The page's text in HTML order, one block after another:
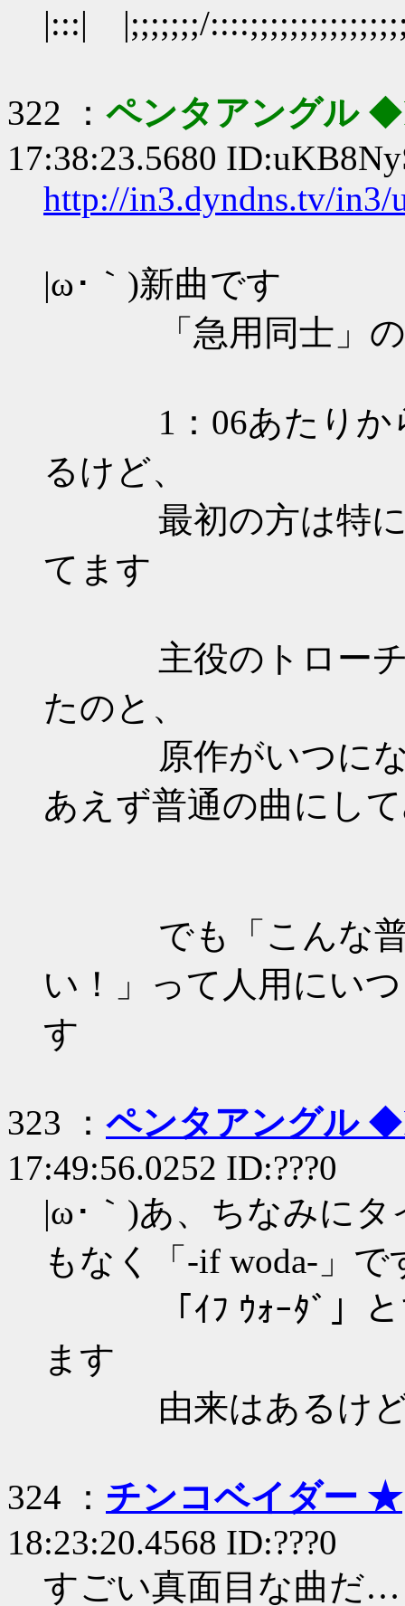
|:::| |;;;;;;;/
322 ： ペンタアングル
17:38:23.5680
http://in3.dyndns.tv/in3/
|ω･｀)新曲です
「急用同士」の
1：06あたりから
るけど、
最初の方は特に意
てます
主役のトローチ氏
たのと、
原作がいつになく
あえず普通の曲にし
でも「こんな普通
い！」って人用にい
す
323 ： ペンタアングル
17:49:56.0252 ID:???0
|ω･｀)あ、ちなみに
もなく「-if woda-」で
「ｲﾌ ｳｫｰﾀﾞ」とで
ます
由来はあるけど
324 ： チンコベイダー ★
18:23:20.4568 ID:???0
すごい真面目な曲だ…